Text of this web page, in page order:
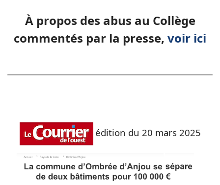
À propos des abus au Collège
commentés par la presse, voir ici
édition du 20 mars 2025